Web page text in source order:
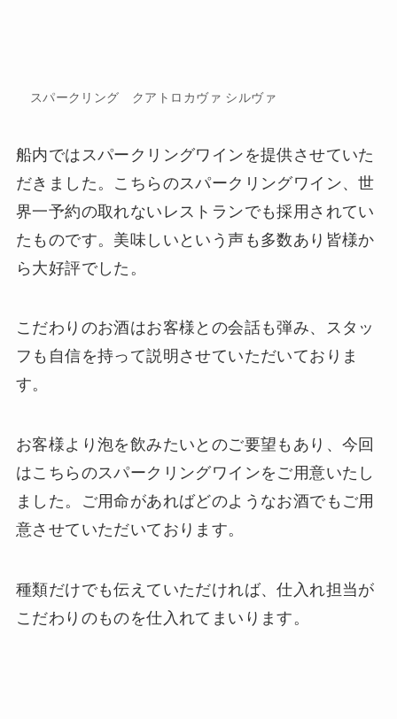
スパークリング クアトロカヴァ シルヴァ
船内ではスパークリングワインを提供させていた
だきました。こちらのスパークリングワイン、世
界一予約の取れないレストランでも採用されてい
たものです。美味しいという声も多数あり皆様か
ら大好評でした。
こだわりのお酒はお客様との会話も弾み、スタッ
フも自信を持って説明させていただいておりま
す。
お客様より泡を飲みたいとのご要望もあり、今回
はこちらのスパークリングワインをご用意いたし
ました。ご用命があればどのようなお酒でもご用
意させていただいております。
種類だけでも伝えていただければ、仕入れ担当が
こだわりのものを仕入れてまいります。